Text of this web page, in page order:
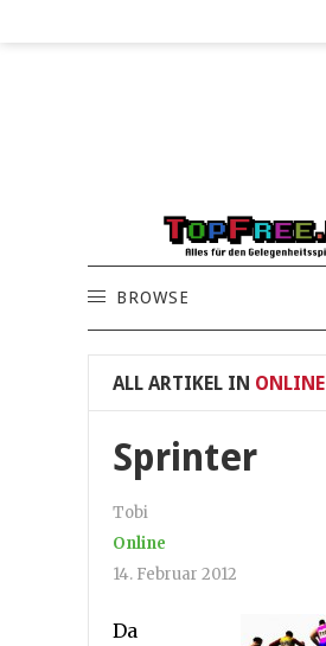
BROWSE
ALL ARTIKEL IN ONLINE
Sprinter
Tobi
Online
14. Februar 2012
Da